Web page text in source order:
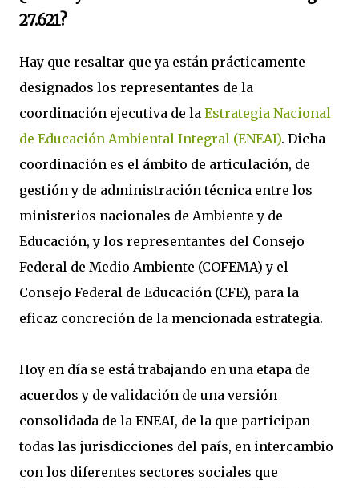
27.621?
Hay que resaltar que ya están prácticamente
designados los representantes de la
coordinación ejecutiva de la Estrategia Nacional
de Educación Ambiental Integral (ENEAI). Dicha
coordinación es el ámbito de articulación, de
gestión y de administración técnica entre los
ministerios nacionales de Ambiente y de
Educación, y los representantes del Consejo
Federal de Medio Ambiente (COFEMA) y el
Consejo Federal de Educación (CFE), para la
eficaz concreción de la mencionada estrategia.
Hoy en día se está trabajando en una etapa de
acuerdos y de validación de una versión
consolidada de la ENEAI, de la que participan
todas las jurisdicciones del país, en intercambio
con los diferentes sectores sociales que